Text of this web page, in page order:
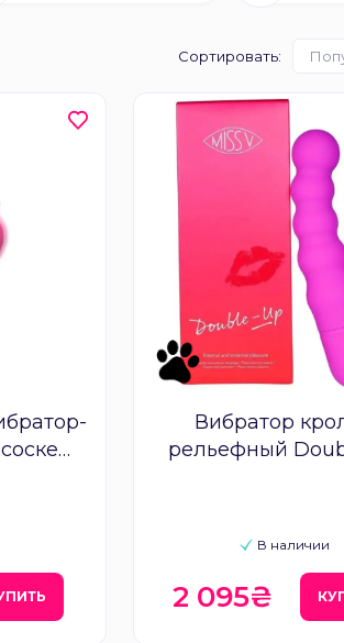
Сортировать:
Вибратор
рельефный
В наличии
2 095₴